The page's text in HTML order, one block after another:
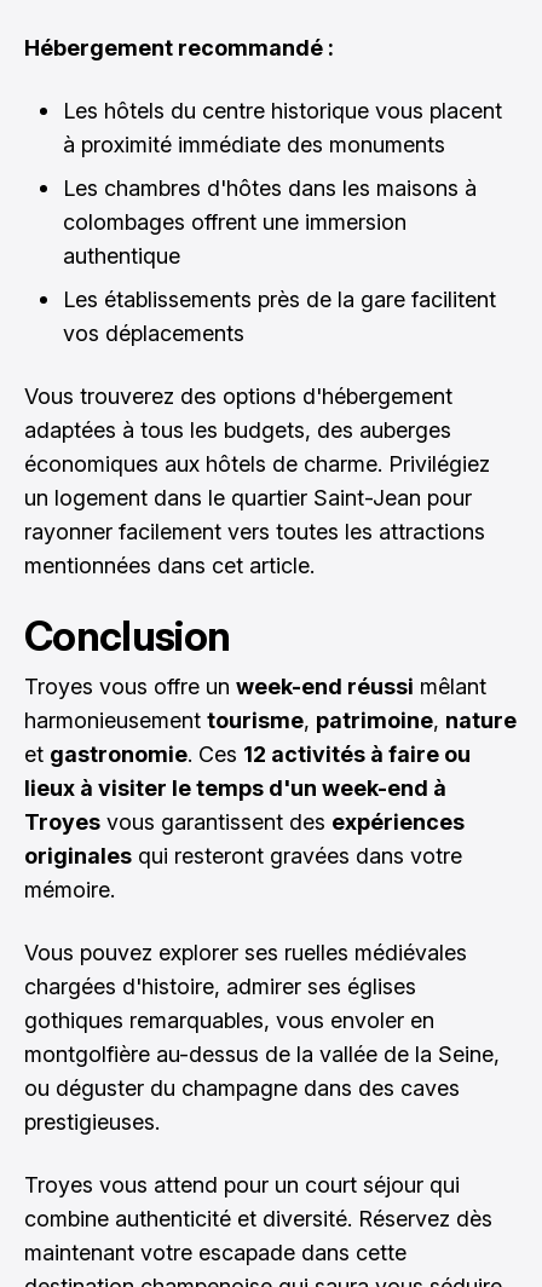
Hébergement recommandé :
Les hôtels du centre historique vous placent
à proximité immédiate des monuments
Les chambres d'hôtes dans les maisons à
colombages offrent une immersion
authentique
Les établissements près de la gare facilitent
vos déplacements
Vous trouverez des options d'hébergement
adaptées à tous les budgets, des auberges
économiques aux hôtels de charme. Privilégiez
un logement dans le quartier Saint-Jean pour
rayonner facilement vers toutes les attractions
mentionnées dans cet article.
Conclusion
Troyes vous offre un week-end réussi mêlant
harmonieusement tourisme, patrimoine, nature
et gastronomie. Ces 12 activités à faire ou
lieux à visiter le temps d'un week-end à
Troyes vous garantissent des expériences
originales qui resteront gravées dans votre
mémoire.
Vous pouvez explorer ses ruelles médiévales
chargées d'histoire, admirer ses églises
gothiques remarquables, vous envoler en
montgolfière au-dessus de la vallée de la Seine,
ou déguster du champagne dans des caves
prestigieuses.
Troyes vous attend pour un court séjour qui
combine authenticité et diversité. Réservez dès
maintenant votre escapade dans cette